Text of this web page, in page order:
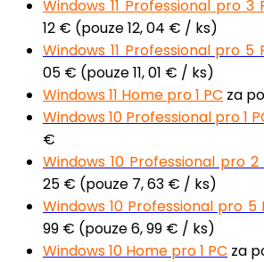
Windows 11 Professional pro 3
12 € (pouze 12, 04 € / ks)
Windows 11 Professional pro 5
05 € (pouze 11, 01 € / ks)
Windows 11 Home pro 1 PC za
Windows 10 Professional pro 1
€
Windows 10 Professional pro 2
25 € (pouze 7, 63 € / ks)
Windows 10 Professional pro 5
99 € (pouze 6, 99 € / ks)
Windows 10 Home pro 1 PC za